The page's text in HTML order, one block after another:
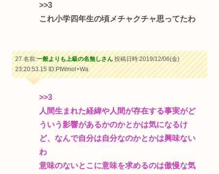
>>3
これ小学四年生の頃メチャクチャ思ってたわ
27 名前:一般よりも上級の名無しさん投稿日時:2019/12/06(金)
23:20:53.15ID:PtWmol+Wa
>>3
人間生まれた経緯や人間が存在する事実がど
ういう影響があるかのかとかは気になるけ
ど、なんで自分は自分なのかとかは興味ない
わ
意味のないとこに意味を求めるのは傲慢な気